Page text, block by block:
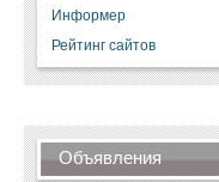
Информер
Рейтинг сайтов
Объявления